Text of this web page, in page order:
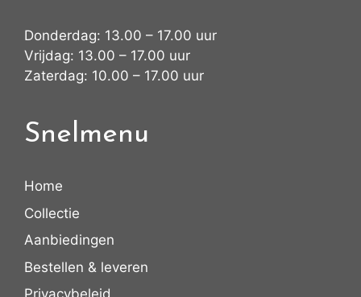
Donderdag: 13.00 – 17.00 uur
Vrijdag: 13.00 – 17.00 uur
Zaterdag: 10.00 – 17.00 uur
Snelmenu
Home
Collectie
Aanbiedingen
Bestellen & leveren